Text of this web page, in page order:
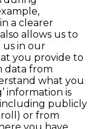
a clearer
allows us to
us in our
you provide to
data from
what you
information is
publicly
or from